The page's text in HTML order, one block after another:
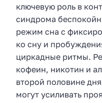
ключевую роль в
синдрома
режим сна с
ко сну и
циркадные ритмы.
кофеин, никотин и
второй половине
могут усиливать